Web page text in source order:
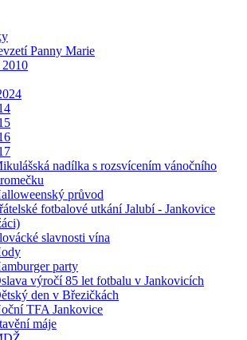
Panny Marie
nadílka s rozsvícením vánočního
průvod
fotbalové utkání Jalubí - Jankovice
slavnosti vína
party
výročí 85 let fotbalu v Jankovicích
den v Březičkách
TFA Jankovice
máje